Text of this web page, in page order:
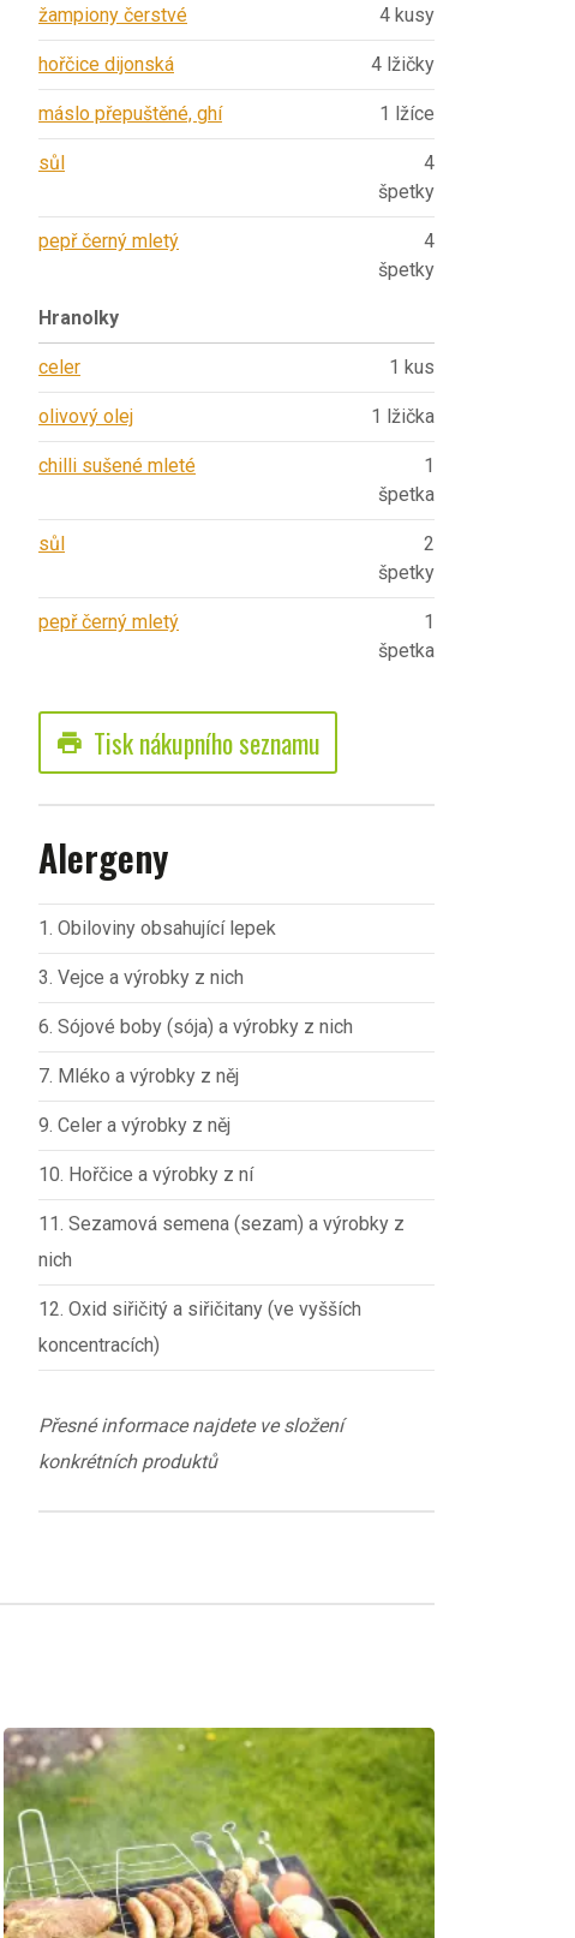
žampiony čerstvé 4 kusy
hořčice dijonská 4 lžičky
máslo přepuštěné, ghí 1 lžíce
sůl
4
špetky
pepř černý mletý
4
špetky
Hranolky
celer 1 kus
olivový olej 1 lžička
chilli sušené mleté
1
špetka
sůl
2
špetky
pepř černý mletý
1
špetka
print Tisk nákupního seznamu
Alergeny
1. Obiloviny obsahující lepek
3. Vejce a výrobky z nich
6. Sójové boby (sója) a výrobky z nich
7. Mléko a výrobky z něj
9. Celer a výrobky z něj
10. Hořčice a výrobky z ní
11. Sezamová semena (sezam) a výrobky z
nich
12. Oxid siřičitý a siřičitany (ve vyšších
koncentracích)
Přesné informace najdete ve složení
konkrétních produktů